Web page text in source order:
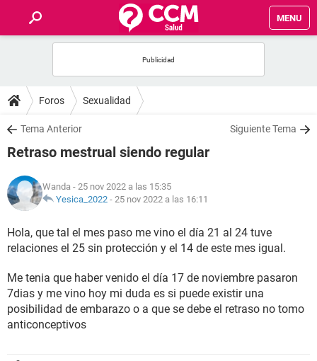
MENU
FOROS
SALUD
NUTRICIÓN
BIENESTAR
SEXUALIDAD
GLOSARIO
Foros Sexualidad
Tema Anterior Siguiente Tema
Retraso mestrual siendo regular
Wanda - 25 nov 2022 a las 15:35
Yesica_2022 - 25 nov 2022 a las 16:11
Hola, que tal el mes paso me vino el día 21 al 24 tuve
relaciones el 25 sin protección y el 14 de este mes igual.
Me tenia que haber venido el día 17 de noviembre pasaron
7dias y me vino hoy mi duda es si puede existir una
posibilidad de embarazo o a que se debe el retraso no tomo
anticonceptivos